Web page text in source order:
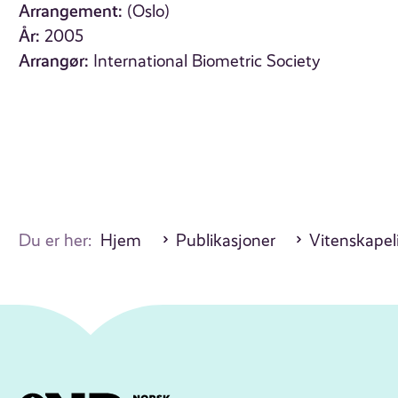
Arrangement: (Oslo)
År: 2005
Arrangør: International Biometric Society
Du er her: Hjem Publikasjoner